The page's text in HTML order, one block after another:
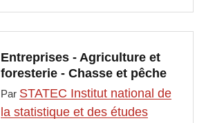
Entreprises - Agriculture et
foresterie - Chasse et pêche
Par STATEC Institut national de
la statistique et des études